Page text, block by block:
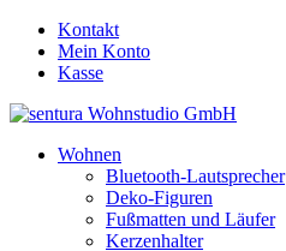
Kontakt
Mein Konto
Kasse
Wohnen
Bluetooth-Lautsprecher
Deko-Figuren
Fußmatten und Läufer
Kerzenhalter